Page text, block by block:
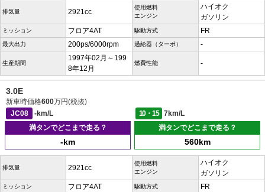
排気量 2921cc
使用燃料
エンジン
ハイオク
ガソリン
ミッション フロア4AT 駆動方式 FR
最大出力 200ps/6000rpm 過給器（ターボ） -
生産期間
1997年02月～199
8年12月
燃費性能 -
3.0E
新車時価格600万円(税抜)
JC08
-km/L 10・15
7km/L
満タンでどこまで走る？
-km
満タンでどこまで走る？
560km
排気量 2921cc
使用燃料
エンジン
ハイオク
ガソリン
ミッション フロア4AT 駆動方式 FR